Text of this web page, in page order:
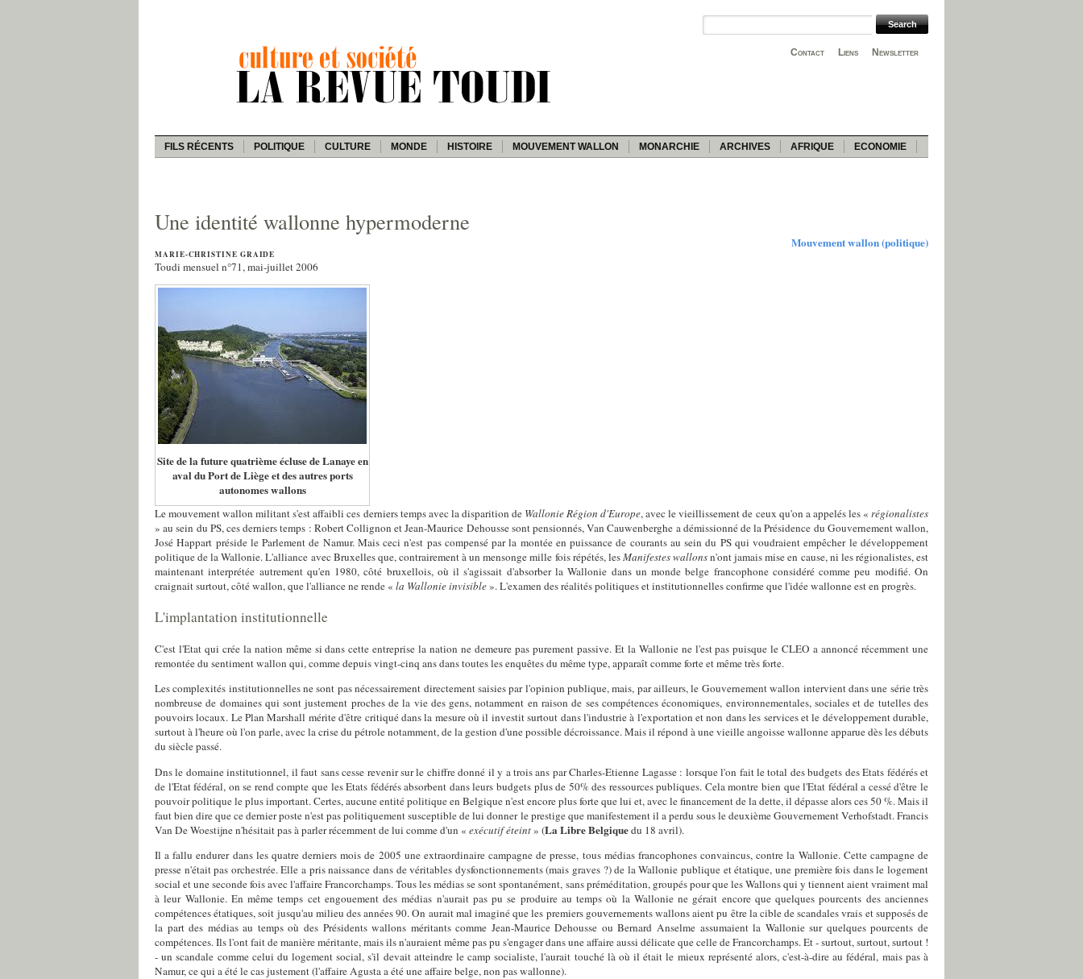
Newsletter
Liens
Contact
FILS RÉCENTS POLITIQUE CULTURE MONDE HISTOIRE MOUVEMENT WALLON MONARCHIE ARCHIVES AFRIQUE ECONOMIE
Une identité wallonne hypermoderne
Mouvement wallon (politique)
MARIE-CHRISTINE GRAIDE
Toudi mensuel n°71, mai-juillet 2006
Site de la future quatrième écluse de Lanaye en
aval du Port de Liège et des autres ports
autonomes wallons
Le mouvement wallon militant s'est affaibli ces derniers temps avec la disparition de Wallonie Région d'Europe, avec le vieillissement de ceux qu'on a appelés les «régionalistes
» au sein du PS, ces derniers temps : Robert Collignon et Jean-Maurice Dehousse sont pensionnés, Van Cauwenberghe a démissionné de la Présidence du Gouvernement wallon,
José Happart préside le Parlement de Namur. Mais ceci n'est pas compensé par la montée en puissance de courants au sein du PS qui voudraient empêcher le développement
politique de la Wallonie. L'alliance avec Bruxelles que, contrairement à un mensonge mille fois répétés, lesManifestes wallonsn'ont jamais mise en cause, ni les régionalistes, est
maintenant interprétée autrement qu'en 1980, côté bruxellois, où il s'agissait d'absorber la Wallonie dans un monde belge francophone considéré comme peu modifié. On
craignait surtout, côté wallon, que l'alliance ne rende « la Wallonie invisible». L'examen des réalités politiques et institutionnelles confirme que l'idée wallonne est en progrès.
L'implantation institutionnelle
C'est l'Etat qui crée la nation même si dans cette entreprise la nation ne demeure pas purement passive. Et la Wallonie ne l'est pas puisque le CLEO a annoncé récemment une
remontée du sentiment wallon qui, comme depuis vingt-cinq ans dans toutes les enquêtes du même type, apparaît comme forte et même très forte.
Les complexités institutionnelles ne sont pas nécessairement directement saisies par l'opinion publique, mais, par ailleurs, le Gouvernement wallon intervient dans une série très
nombreuse de domaines qui sont justement proches de la vie des gens, notamment en raison de ses compétences économiques, environnementales, sociales et de tutelles des
pouvoirs locaux. Le Plan Marshall mérite d'être critiqué dans la mesure où il investit surtout dans l'industrie à l'exportation et non dans les services et le développement durable,
surtout à l'heure où l'on parle, avec la crise du pétrole notamment, de la gestion d'une possible décroissance. Mais il répond à une vieille angoisse wallonne apparue dès les débuts
du siècle passé.
Dns le domaine institutionnel, il faut sans cesse revenir sur le chiffre donné il y a trois ans par Charles-Etienne Lagasse : lorsque l'on fait le total des budgets des Etats fédérés et
de l'Etat fédéral, on se rend compte que les Etats fédérés absorbent dans leurs budgets plus de 50% des ressources publiques. Cela montre bien que l'Etat fédéral a cessé d'être le
pouvoir politique le plus important. Certes, aucune entité politique en Belgique n'est encore plus forte que lui et, avec le financement de la dette, il dépasse alors ces 50 %. Mais il
faut bien dire que ce dernier poste n'est pas politiquement susceptible de lui donner le prestige que manifestement il a perdu sous le deuxième Gouvernement Verhofstadt. Francis
Van De Woestijne n'hésitait pas à parler récemment de lui comme d'un « exécutif éteint» (La Libre Belgiquedu 18 avril).
Il a fallu endurer dans les quatre derniers mois de 2005 une extraordinaire campagne de presse, tous médias francophones convaincus, contre la Wallonie. Cette campagne de
presse n'était pas orchestrée. Elle a pris naissance dans de véritables dysfonctionnements (mais graves ?) de la Wallonie publique et étatique, une première fois dans le logement
social et une seconde fois avec l'affaire Francorchamps. Tous les médias se sont spontanément, sans préméditation, groupés pour que les Wallons qui y tiennent aient vraiment mal
à leur Wallonie. En même temps cet engouement des médias n'aurait pas pu se produire au temps où la Wallonie ne gérait encore que quelques pourcents des anciennes
compétences étatiques, soit jusqu'au milieu des années 90. On aurait mal imaginé que les premiers gouvernements wallons aient pu être la cible de scandales vrais et supposés de
la part des médias au temps où des Présidents wallons méritants comme Jean-Maurice Dehousse ou Bernard Anselme assumaient la Wallonie sur quelques pourcents de
compétences. Ils l'ont fait de manière méritante, mais ils n'auraient même pas pu s'engager dans une affaire aussi délicate que celle de Francorchamps. Et - surtout, surtout, surtout !
- un scandale comme celui du logement social, s'il devait atteindre le camp socialiste, l'aurait touché là où il était le mieux représenté alors, c'est-à-dire au fédéral, mais pas à
Namur, ce qui a été le cas justement (l'affaire Agusta a été une affaire belge, non pas wallonne).